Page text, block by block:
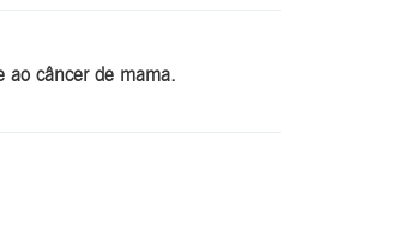
ao câncer de mama.